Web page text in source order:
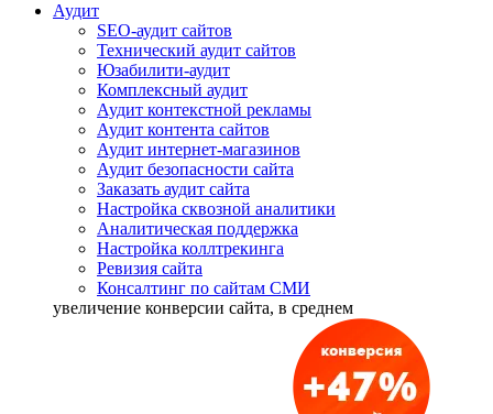
Аудит
SEO-аудит сайтов
Технический аудит сайтов
Юзабилити-аудит
Комплексный аудит
Аудит контекстной рекламы
Аудит контента сайтов
Аудит интернет-магазинов
Аудит безопасности сайта
Заказать аудит сайта
Настройка сквозной аналитики
Аналитическая поддержка
Настройка коллтрекинга
Ревизия сайта
Консалтинг по сайтам СМИ
увеличение конверсии сайта, в среднем